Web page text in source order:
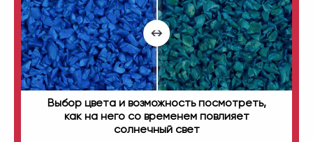
Выбор цвета и возможность посмотреть,
как на него со временем повлияет
солнечный свет